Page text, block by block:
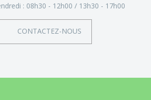
: 08h30 - 12h00 13h30 - 17h00
CONTACTEZ-NOUS